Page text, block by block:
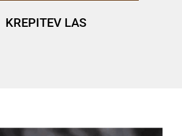
KREPITEV LAS